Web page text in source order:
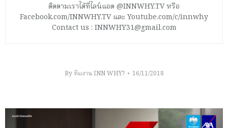
ติดตามเราได้ที่ไลน์แอด @INNWHY.TV หรือ
Facebook.com/INNWHY.TV และ Youtube.com/c/innwhy
Contact us : INNWHY31@gmail.com
Byทีมงาน INN WHY? 16/11/2018